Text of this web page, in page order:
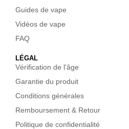
Guides de vape
Vidéos de vape
FAQ
LÉGAL
Vérification de l'âge
Garantie du produit
Conditions générales
Remboursement & Retour
Politique de confidentialité